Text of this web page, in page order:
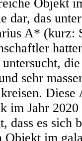
Objekt
dar, das
A* (kurz:
untersucht,
sehr
im Jahr 2020
dass es sich
Objekt im